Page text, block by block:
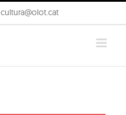
cultura@olot.cat